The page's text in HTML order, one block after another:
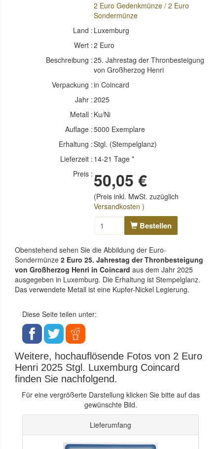
2 Euro Gedenkmünze / 2 Euro
Sondermünze
Land : Luxemburg
Wert :2 Euro
Beschreibung :25. Jahrestag der Thronbesteigung
von Großherzog Henri
Verpackung :in Coincard
Jahr :2025
Metall : Ku/Ni
Auflage :5000 Exemplare
Erhaltung :Stgl. (Stempelglanz)
Lieferzeit : 14-21 Tage *
Preis : 50,05 €
(Preis inkl. MwSt. zuzüglich
Versandkosten )
Bestellen
Obenstehend sehen Sie die Abbildung der Euro-
Sondermünze 2 Euro 25. Jahrestag der Thronbesteigung
von Großherzog Henri in Coincard aus dem Jahr 2025
ausgegeben in Luxemburg. Die Erhaltung ist Stempelglanz.
Das verwendete Metall ist eine Kupfer-Nickel Legierung.
Diese Seite teilen unter:
Weitere, hochauflösende Fotos von 2 Euro
Henri 2025 Stgl. Luxemburg Coincard
finden Sie nachfolgend.
Für eine vergrößerte Darstellung klicken Sie bitte auf das
gewünschte Bild.
Lieferumfang